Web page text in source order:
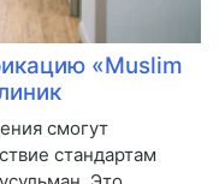
«Muslim
смогут
стандартам